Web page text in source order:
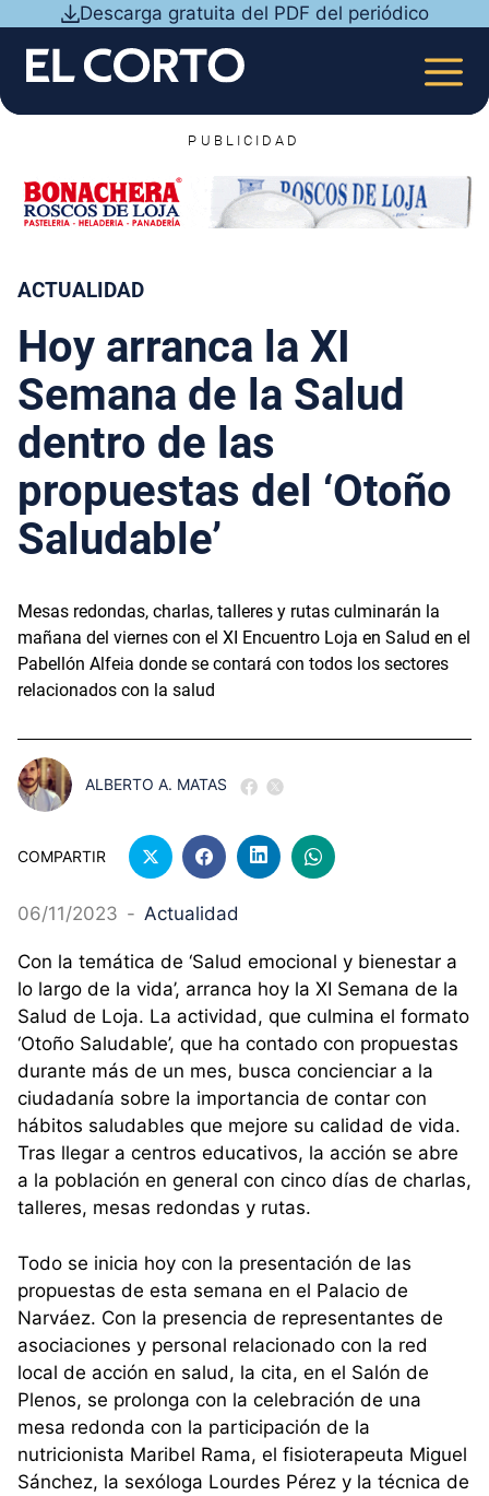
contenido
Descarga gratuita del PDF del periódico
PUBLICIDAD
ACTUALIDAD
Hoy arranca la XI
Semana de la Salud
dentro de las
propuestas del ‘Otoño
Saludable’
Mesas redondas, charlas, talleres y rutas culminarán la
mañana del viernes con el XI Encuentro Loja en Salud en el
Pabellón Alfeia donde se contará con todos los sectores
relacionados con la salud
ALBERTO A. MATAS
COMPARTIR
06/11/2023 - Actualidad
Con la temática de ‘Salud emocional y bienestar a
lo largo de la vida’, arranca hoy la XI Semana de la
Salud de Loja. La actividad, que culmina el formato
‘Otoño Saludable’, que ha contado con propuestas
durante más de un mes, busca concienciar a la
ciudadanía sobre la importancia de contar con
hábitos saludables que mejore su calidad de vida.
Tras llegar a centros educativos, la acción se abre
a la población en general con cinco días de charlas,
talleres, mesas redondas y rutas.
Todo se inicia hoy con la presentación de las
propuestas de esta semana en el Palacio de
Narváez. Con la presencia de representantes de
asociaciones y personal relacionado con la red
local de acción en salud, la cita, en el Salón de
Plenos, se prolonga con la celebración de una
mesa redonda con la participación de la
nutricionista Maribel Rama, el fisioterapeuta Miguel
Sánchez, la sexóloga Lourdes Pérez y la técnica de